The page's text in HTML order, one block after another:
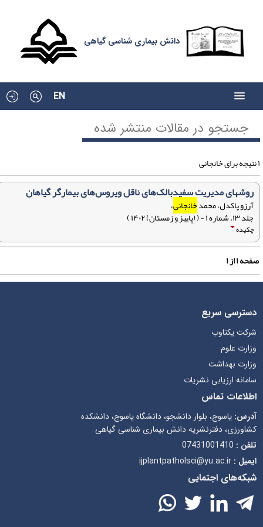
دانش بیماری شناسی گیاهی
EN
جستجو در مقالات منتشر شده
روشهای مدیریت سفیدبالک‌های ناقل ویروس‌های بیمارگر گیاهان
آرزو پاکدل، محمدخانجانی،
جلد ۱۳، شماره ۱ - ( (پاییز و زمستان) ۱۴۰۲ )
چکیده
۱از۱
دسترسی سریع
شرکت یکتاوب
وزارت علوم
وزارت بهداشت
سامانه ارزیابی نشریات
اطلاعات تماس
آدرس:یاسوج، بلوار دانشجو، دانشگاه یاسوج، دانشکده
کشاورزی، دفترنشریه دانش بیماری شناسی گیاهی
تلفن : 07431001410
ایمیل : ijplantpatholsci@yu.ac.ir
شبکه‌های اجتمایی